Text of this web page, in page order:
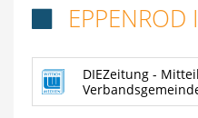
GEMEINDEN
TOURISMUS &
DIEZeitung -